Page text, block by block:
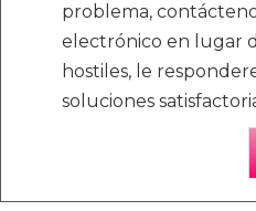
problema,
electrónico en lugar
hostiles, le
soluciones